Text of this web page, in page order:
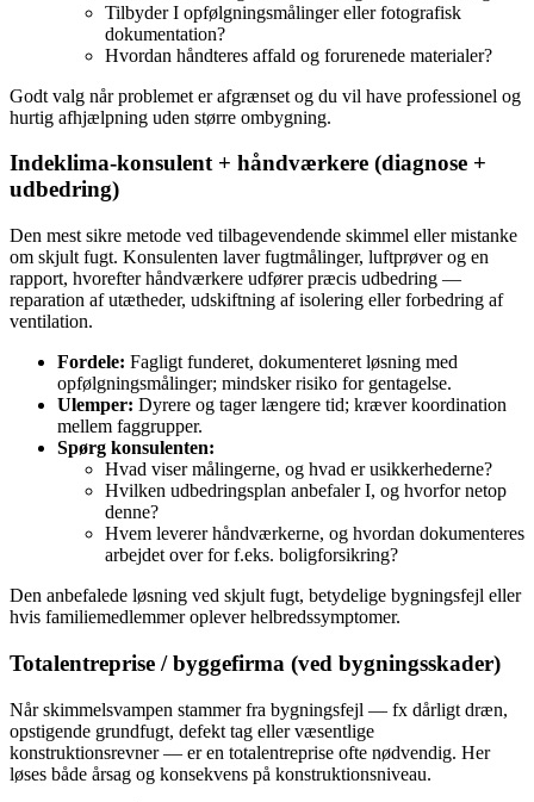
Tilbyder I opfølgningsmålinger eller fotografisk
dokumentation?
Hvordan håndteres affald og forurenede materialer?
Godt valg når problemet er afgrænset og du vil have professionel og
hurtig afhjælpning uden større ombygning.
Indeklima‑konsulent + håndværkere (diagnose +
udbedring)
Den mest sikre metode ved tilbagevendende skimmel eller mistanke
om skjult fugt. Konsulenten laver fugtmålinger, luftprøver og en
rapport, hvorefter håndværkere udfører præcis udbedring —
reparation af utætheder, udskiftning af isolering eller forbedring af
ventilation.
Fordele: Fagligt funderet, dokumenteret løsning med
opfølgningsmålinger; mindsker risiko for gentagelse.
Ulemper: Dyrere og tager længere tid; kræver koordination
mellem faggrupper.
Spørg konsulenten:
Hvad viser målingerne, og hvad er usikkerhederne?
Hvilken udbedringsplan anbefaler I, og hvorfor netop
denne?
Hvem leverer håndværkerne, og hvordan dokumenteres
arbejdet over for f.eks. boligforsikring?
Den anbefalede løsning ved skjult fugt, betydelige bygningsfejl eller
hvis familiemedlemmer oplever helbredssymptomer.
Totalentreprise / byggefirma (ved bygningsskader)
Når skimmelsvampen stammer fra bygningsfejl — fx dårligt dræn,
opstigende grundfugt, defekt tag eller væsentlige
konstruktionsrevner — er en totalentreprise ofte nødvendig. Her
løses både årsag og konsekvens på konstruktionsniveau.